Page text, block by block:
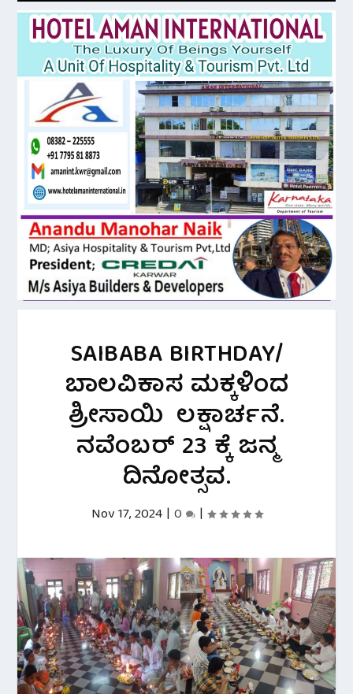
SAIBABA BIRTHDAY/
ಬಾಲವಿಕಾಸ ಮಕ್ಕಳಿಂದ
ಶ್ರೀಸಾಯಿ ಲಕ್ಷಾರ್ಚನೆ.
ನವೆಂಬರ್ 23 ಕ್ಕೆ ಜನ್ಮ
ದಿನೋತ್ಸವ.
Nov 17, 2024| 0 |